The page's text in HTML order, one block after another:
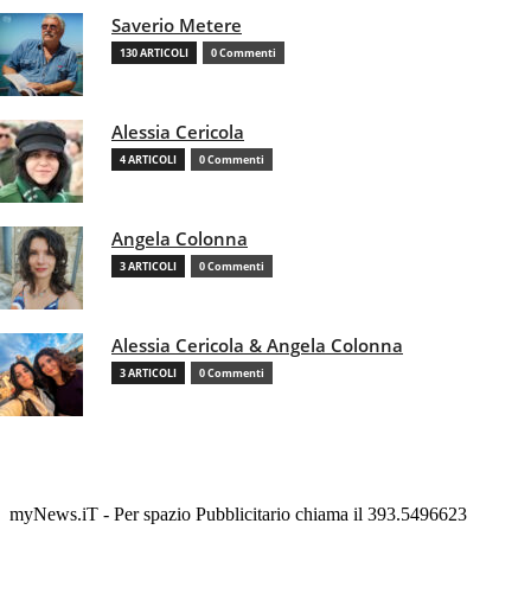
Saverio Metere
130 ARTICOLI 0 Commenti
Alessia Cericola
4 ARTICOLI 0 Commenti
Angela Colonna
3 ARTICOLI 0 Commenti
Alessia Cericola & Angela Colonna
3 ARTICOLI 0 Commenti
myNews.iT - Per spazio Pubblicitario chiama il 393.5496623